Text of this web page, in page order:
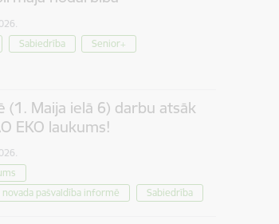
Sabiedrība Senior+
(1. Maija ielā 6) darbu atsāk
EKO laukums!
pašvaldība informē
Sabiedrība